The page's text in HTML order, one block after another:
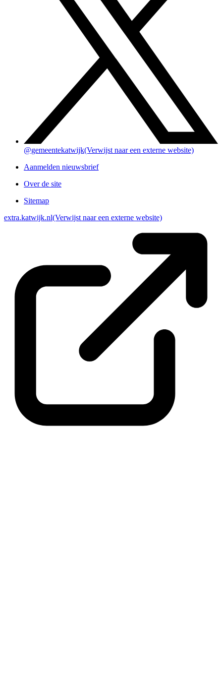
@gemeentekatwijk(Verwijst naar een externe website)
Aanmelden nieuwsbrief
Over de site
Sitemap
extra.katwijk.nl(Verwijst naar een externe website)